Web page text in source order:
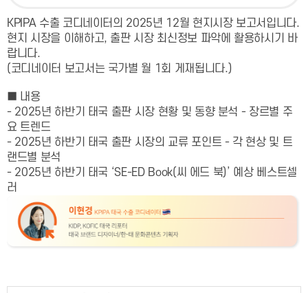
KPIPA 수출 코디네이터의 2025년 12월 현지시장 보고서입니다.
현지 시장을 이해하고, 출판 시장 최신정보 파악에 활용하시기 바
랍니다.
(코디네이터 보고서는 국가별 월 1회 게재됩니다.)
■ 내용
- 2025년 하반기 태국 출판 시장 현황 및 동향 분석 - 장르별 주
요 트렌드
- 2025년 하반기 태국 출판 시장의 교류 포인트 - 각 현상 및 트
랜드별 분석
- 2025년 하반기 태국 ‘SE-ED Book(씨 에드 북)’ 예상 베스트셀
러